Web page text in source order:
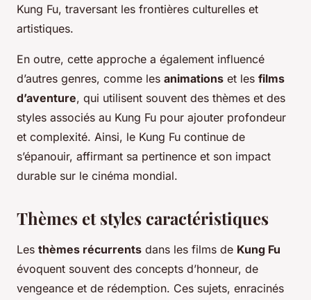
Kung Fu, traversant les frontières culturelles et
artistiques.
En outre, cette approche a également influencé
d’autres genres, comme les animations et les films
d’aventure, qui utilisent souvent des thèmes et des
styles associés au Kung Fu pour ajouter profondeur
et complexité. Ainsi, le Kung Fu continue de
s’épanouir, affirmant sa pertinence et son impact
durable sur le cinéma mondial.
Thèmes et styles caractéristiques
Les thèmes récurrents dans les films de Kung Fu
évoquent souvent des concepts d’honneur, de
vengeance et de rédemption. Ces sujets, enracinés